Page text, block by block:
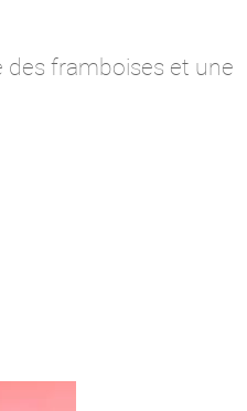
des framboises et une